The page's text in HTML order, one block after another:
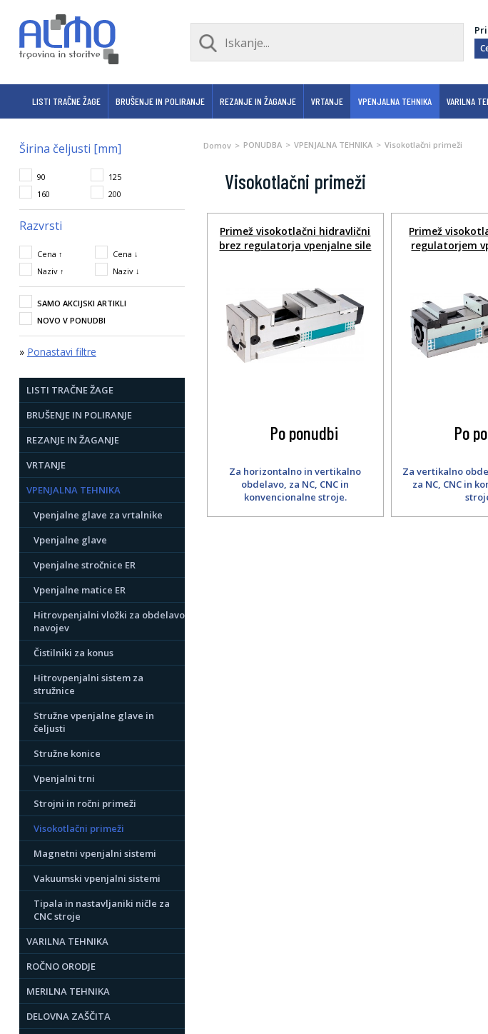
LISTI TRAČNE ŽAGE BRUŠENJE IN POLIRANJE REZANJE IN ŽAGANJE VRTANJE VPENJALNA TEHNIKA VARILNA
Domov PONUDBA VPENJALNA TEHNIKA Visokotlačni primeži
Visokotlačni primeži
Primež visokotlačni hidravlični
brez regulatorja vpenjalne sile
Po ponudbi
Za horizontalno in vertikalno
obdelavo, za NC, CNC in
konvencionalne stroje.
Primež
regulatorjem
Po
Za vertikalno
za NC, CNC in
Širina čeljusti [mm]
90
125
160
200
Razvrsti
Cena ↑
Cena ↓
Naziv ↑
Naziv ↓
SAMO AKCIJSKI ARTIKLI
NOVO V PONUDBI
» Ponastavi filtre
LISTI TRAČNE ŽAGE
BRUŠENJE IN POLIRANJE
REZANJE IN ŽAGANJE
VRTANJE
VPENJALNA TEHNIKA
Vpenjalne glave za vrtalnike
Vpenjalne glave
Vpenjalne stročnice ER
Vpenjalne matice ER
Hitrovpenjalni vložki za obdelavo
navojev
Čistilniki za konus
Hitrovpenjalni sistem za
stružnice
Stružne vpenjalne glave in
čeljusti
Stružne konice
Vpenjalni trni
Strojni in ročni primeži
Visokotlačni primeži
Magnetni vpenjalni sistemi
Vakuumski vpenjalni sistemi
Tipala in nastavljaniki ničle za
CNC stroje
VARILNA TEHNIKA
ROČNO ORODJE
MERILNA TEHNIKA
DELOVNA ZAŠČITA